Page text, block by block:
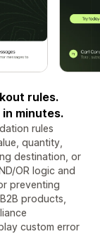
rules.
minutes.
rules
quantity,
destination, or
OR logic and
preventing
products,
custom error